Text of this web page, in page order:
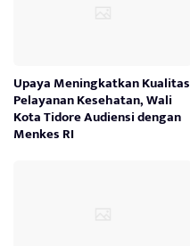
Upaya Meningkatkan Kualitas
Pelayanan Kesehatan, Wali
Kota Tidore Audiensi dengan
Menkes RI